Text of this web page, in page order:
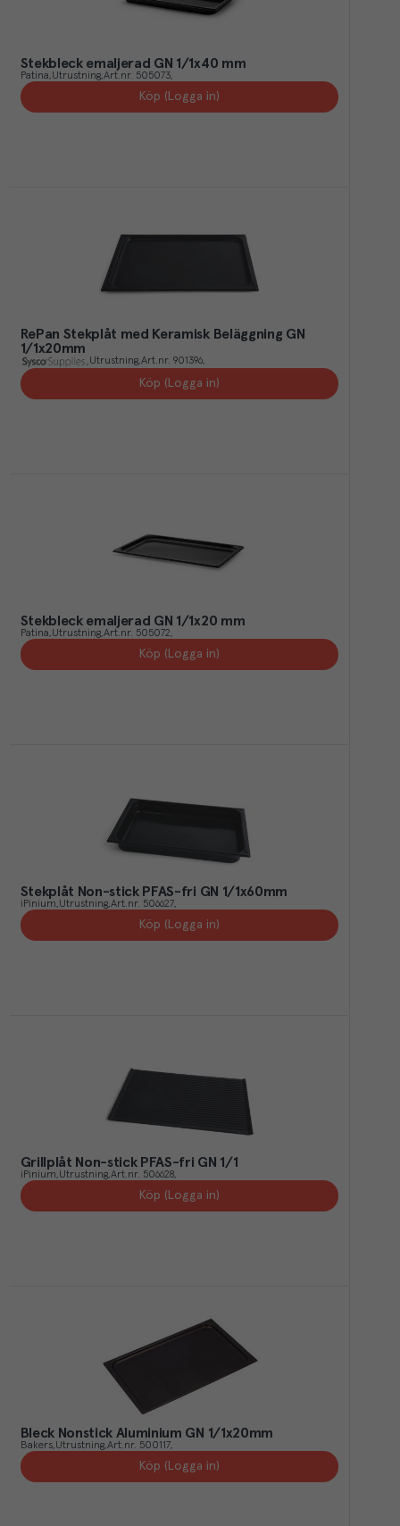
Stekbleck emaljerad GN 1/1x40 mm
Patina Utrustning Art.nr. 505073
Köp (Logga in)
RePan Stekplåt med Keramisk Beläggning GN
1/1x20mm
Utrustning Art.nr. 901396
Köp (Logga in)
Stekbleck emaljerad GN 1/1x20 mm
Patina Utrustning Art.nr. 505072
Köp (Logga in)
Stekplåt Non-stick PFAS-fri GN 1/1x60mm
iPinium Utrustning Art.nr. 506627
Köp (Logga in)
Grillplåt Non-stick PFAS-fri GN 1/1
iPinium Utrustning Art.nr. 506628
Köp (Logga in)
Bleck Nonstick Aluminium GN 1/1x20mm
Bakers Utrustning Art.nr. 500117
Köp (Logga in)